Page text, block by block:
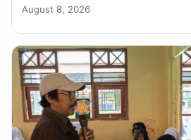
August 8, 2026